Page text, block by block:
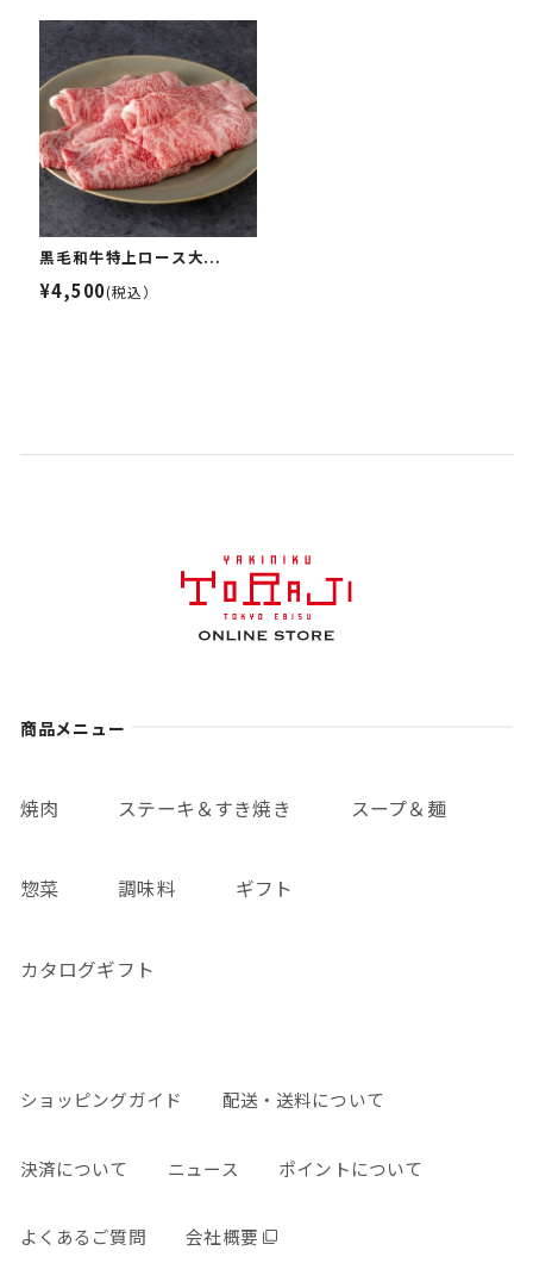
黒毛和牛特上ロース大...
¥4,500(税込）
商品メニュー
焼肉 ステーキ＆すき焼き スープ＆麺
惣菜 調味料 ギフト
カタログギフト
ショッピングガイド 配送・送料について
決済について ニュース ポイントについて
よくあるご質問 会社概要